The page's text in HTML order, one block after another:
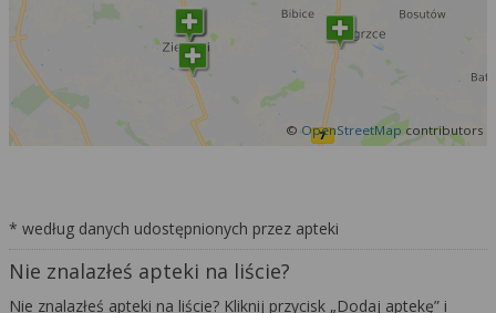
©OpenStreetMap contributors
* według danych udostępnionych przez apteki
Nie znalazłeś apteki na liście?
Nie znalazłeś apteki na liście? Kliknij przycisk „Dodaj aptekę” i